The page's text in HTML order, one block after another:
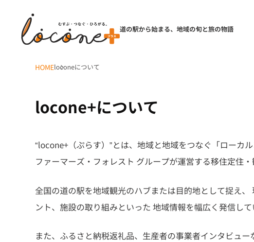
道の駅から始まる、地域の旬と旅の物語
HOMEloconeについて
locone+について
“locone+（ぷらす）”とは、地域と地域をつなぐ「ローカ
ファーマーズ・フォレスト グループが運営する移住定住・
全国の道の駅を地域観光のハブまたは目的地として捉え
ント、施設の取り組みといった 地域情報を幅広く発信して
また、ふるさと納税返礼品、生産者の事業者インタビュ